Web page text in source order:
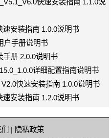
安装指南 1.0.0说明书
户手册说明书
手册 2.0.0说明书
详细配置指南说明书
快速安装指南 1.0.0说明书
安装指南 1.2.0说明书
| 隐私政策